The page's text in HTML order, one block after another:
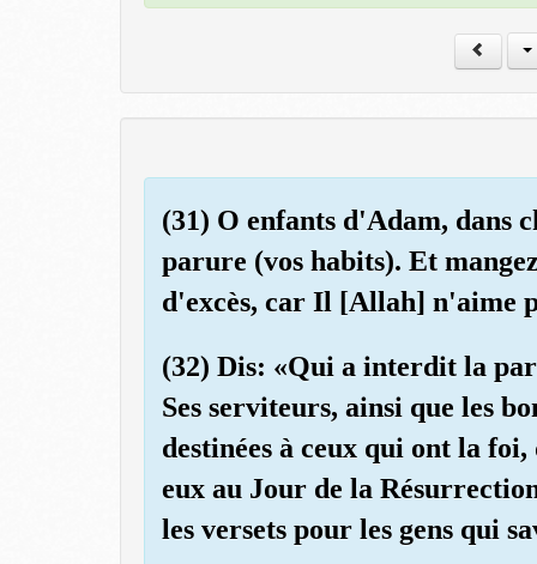
(31) O enfants d'Adam, dans
parure (vos habits). Et
d'excès, car Il [Allah] n'aime
(32) Dis: «Qui a interdit la
Ses serviteurs, ainsi que les
destinées à ceux qui ont la
eux au Jour de la
les versets pour les gens qui